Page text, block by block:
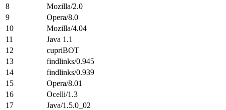
8
Mozilla/2.0
9
Opera/8.0
10
Mozilla/4.04
11
Java 1.1
12
cupriBOT
13
findlinks/0.945
14
findlinks/0.939
15
Opera/8.01
16
Ocelli/1.3
17
Java/1.5.0_02